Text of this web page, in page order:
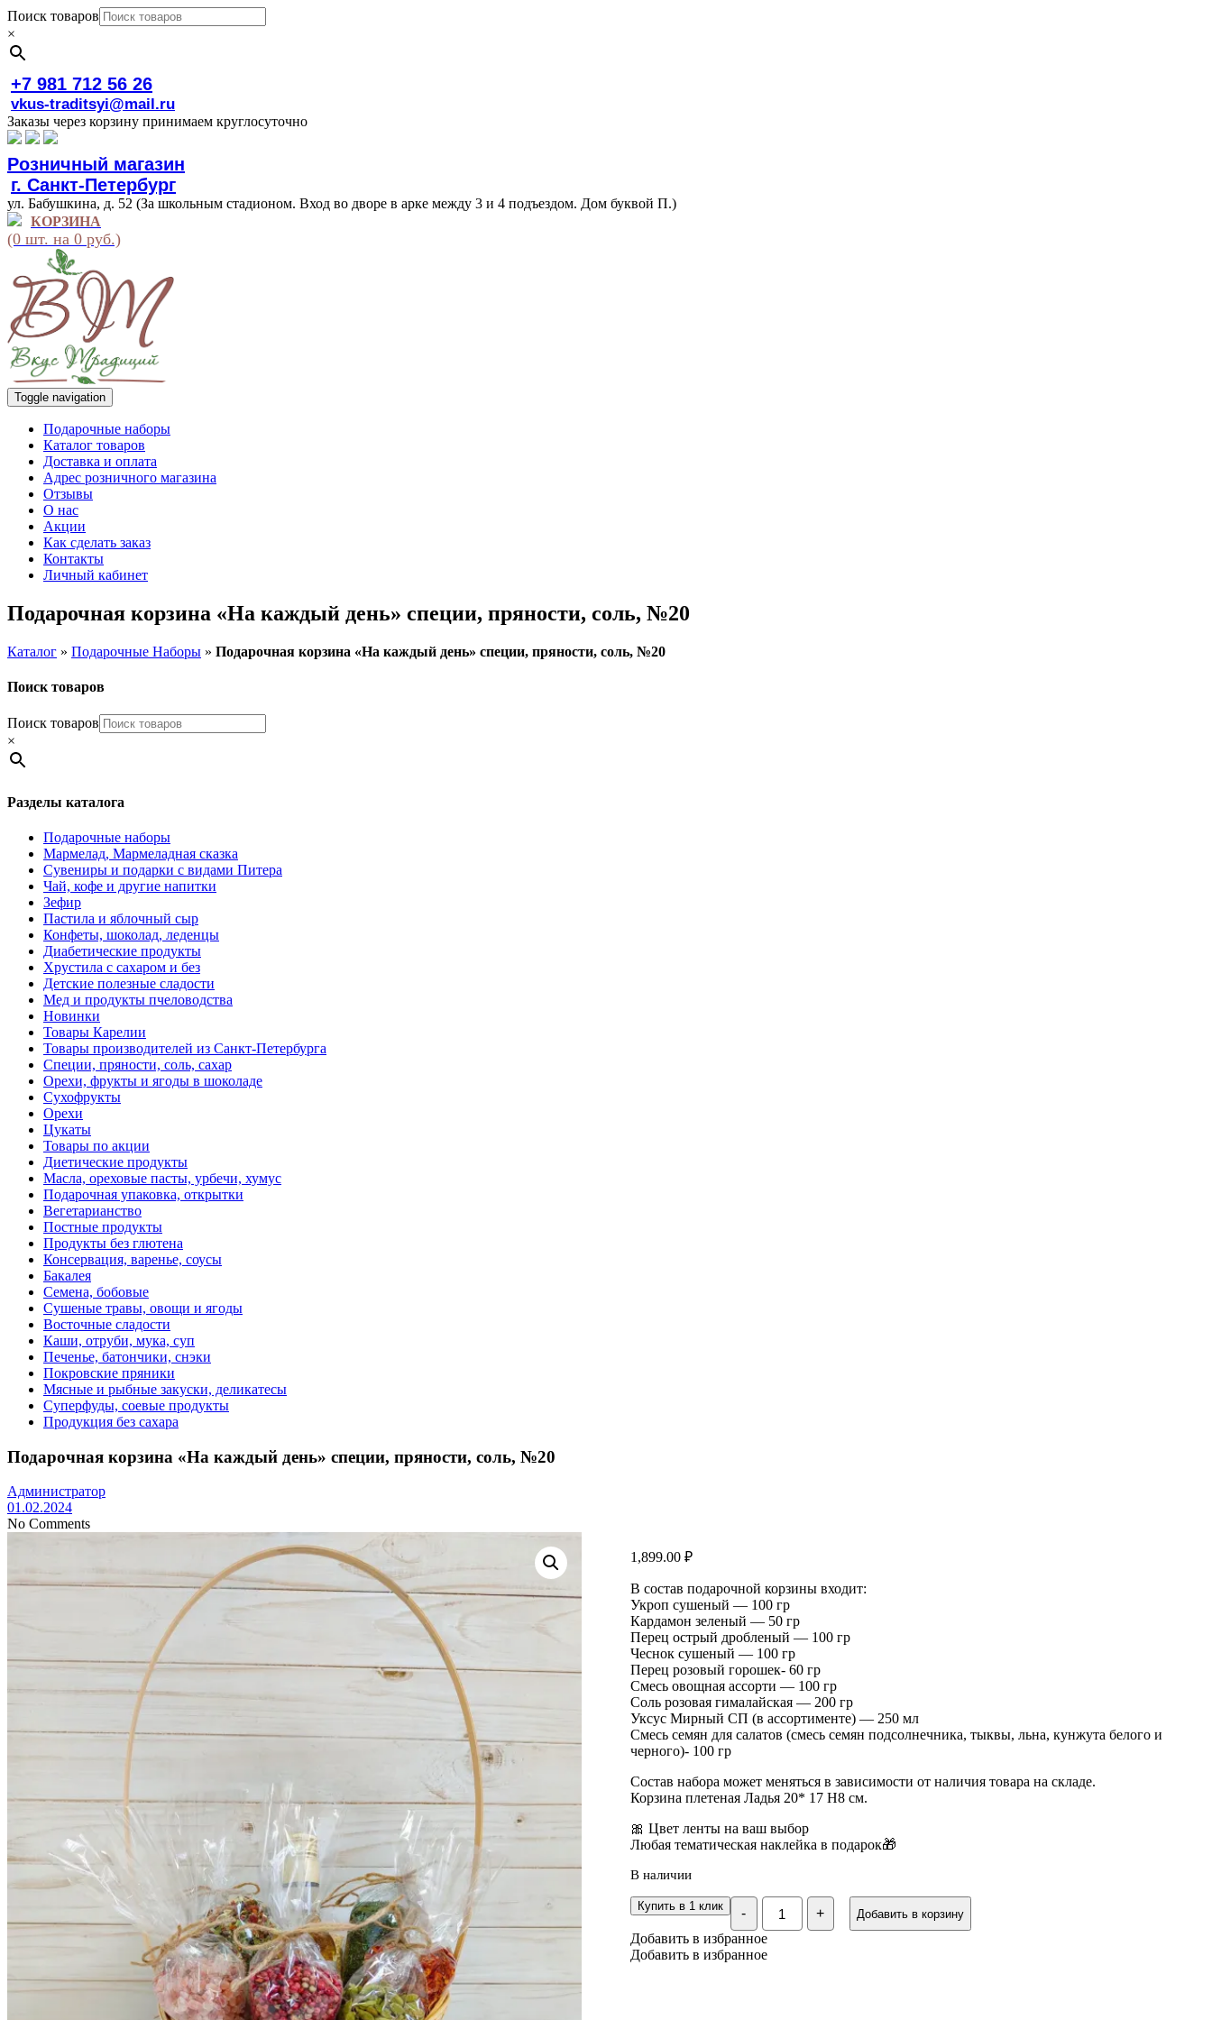
Поиск товаров
×
+7 981 712 56 26
vkus-traditsyi@mail.ru
Заказы через корзину принимаем круглосуточно
Розничный магазин
г. Санкт-Петербург
ул. Бабушкина, д. 52 (За школьным стадионом. Вход во дворе в арке между 3 и 4 подъездом. Дом буквой П.)
КОРЗИНА
(0 шт. на 0 руб.)
Toggle navigation
Подарочные наборы
Каталог товаров
Доставка и оплата
Адрес розничного магазина
Отзывы
О нас
Акции
Как сделать заказ
Контакты
Личный кабинет
Подарочная корзина «На каждый день» специи, пряности, соль, №20
Каталог » Подарочные Наборы » Подарочная корзина «На каждый день» специи, пряности, соль, №20
Поиск товаров
Поиск товаров
×
Разделы каталога
Подарочные наборы
Мармелад, Мармеладная сказка
Сувениры и подарки с видами Питера
Чай, кофе и другие напитки
Зефир
Пастила и яблочный сыр
Конфеты, шоколад, леденцы
Диабетические продукты
Хрустила с сахаром и без
Детские полезные сладости
Мед и продукты пчеловодства
Новинки
Товары Карелии
Товары производителей из Санкт-Петербурга
Специи, пряности, соль, сахар
Орехи, фрукты и ягоды в шоколаде
Сухофрукты
Орехи
Цукаты
Товары по акции
Диетические продукты
Масла, ореховые пасты, урбечи, хумус
Подарочная упаковка, открытки
Вегетарианство
Постные продукты
Продукты без глютена
Консервация, варенье, соусы
Бакалея
Семена, бобовые
Сушеные травы, овощи и ягоды
Восточные сладости
Каши, отруби, мука, суп
Печенье, батончики, снэки
Покровские пряники
Мясные и рыбные закуски, деликатесы
Суперфуды, соевые продукты
Продукция без сахара
Подарочная корзина «На каждый день» специи, пряности, соль, №20
Администратор
01.02.2024
No Comments
1,899.00 ₽
В состав подарочной корзины входит:
Укроп сушеный — 100 гр
Кардамон зеленый — 50 гр
Перец острый дробленый — 100 гр
Чеснок сушеный — 100 гр
Перец розовый горошек- 60 гр
Смесь овощная ассорти — 100 гр
Соль розовая гималайская — 200 гр
Уксус Мирный СП (в ассортименте) — 250 мл
Смесь семян для салатов (смесь семян подсолнечника, тыквы, льна, кунжута белого и
черного)- 100 гр
Состав набора может меняться в зависимости от наличия товара на складе.
Корзина плетеная Ладья 20* 17 Н8 см.
🎀 Цвет ленты на ваш выбор
Любая тематическая наклейка в подарок🎁
В наличии
-
Количество
Подарочная
корзина
"На
каждый
+ Добавить в корзину
Купить в 1 клик
Добавить в избранное
Добавить в избранное